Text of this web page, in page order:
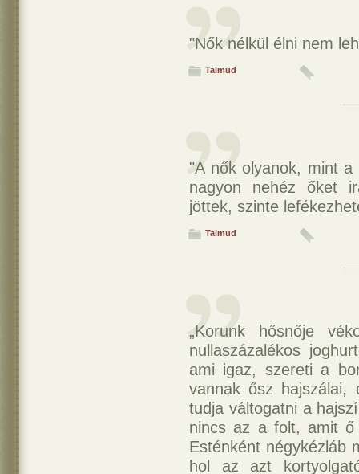
"Nők nélkül élni nem
Talmud
"A nők olyanok, mint a
nagyon nehéz őket
jöttek, szinte
Talmud
„Korunk hősnője
nullaszázalékos
ami igaz, szereti a
vannak ősz hajszálai,
tudja váltogatni a
nincs az a folt, amit ő
Esténként négykézláb
hol az azt